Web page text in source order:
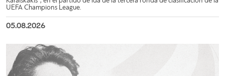
UEFA Champions League.
05.08.2026